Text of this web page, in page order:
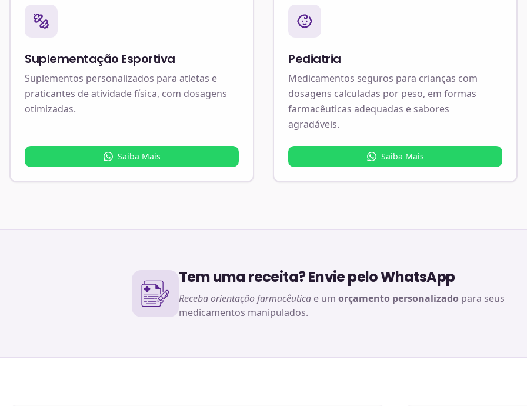
Suplementação Esportiva
Suplementos personalizados para atletas e
praticantes de atividade física, com dosagens
otimizadas.
Saiba Mais
Pediatria
Medicamentos seguros para crianças com
dosagens calculadas por peso, em formas
farmacêuticas adequadas e sabores
agradáveis.
Saiba Mais
Tem uma receita? Envie pelo WhatsApp
Receba orientação farmacêutica e um orçamento personalizado para seus
medicamentos manipulados.